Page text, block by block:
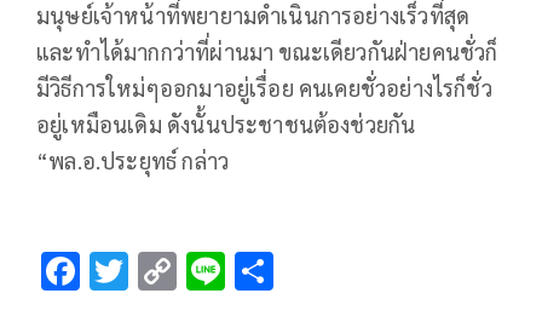
มนุษย์เจ้าหน้าที่พยายามดำเนินการอย่างเร็วที่สุด
และทำได้มากกว่าที่ผ่านมา ขณะเดียวกันฝ่ายคนชั่วก็
มีวิธีการใหม่ๆออกมาอยู่เรื่อย คนเคยชั่วอย่างไรก็ชั่ว
อยู่เหมือนเดิม ดังนั้นประชาชนต้องช่วยกัน
“พล.อ.ประยุทธ์ กล่าว
F T C Li